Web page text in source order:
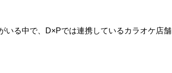
いる中で、D×Pでは連携しているカラオケ店舗